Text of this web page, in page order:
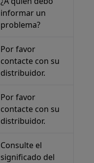
informar un
problema?
Por favor
contacte con su
distribuidor.
Por favor
contacte con su
distribuidor.
Consulte el
significado del